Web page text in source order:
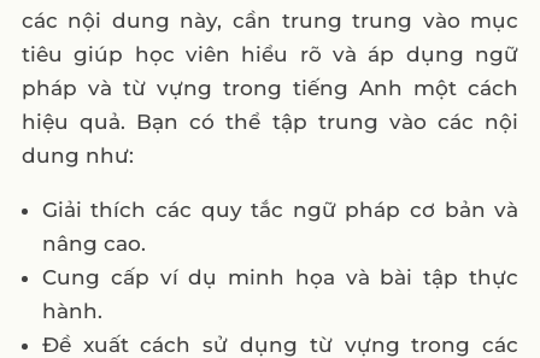
1. Content chăm sóc của trung tâm anh văn
Mẫu 1
2. Content chăm sóc của trung tâm anh
văn Mẫu 2
3. Content chăm sóc của trung tâm anh
4. Content quảng cáo của trung tâm anh
văn Mẫu 1
5. Content quảng cáo của trung tâm anh
văn Mẫu 2
các nội dung này, cần trung trung vào mục
tiêu giúp học viên hiểu rõ và áp dụng ngữ
pháp và từ vựng trong tiếng Anh một cách
hiệu quả. Bạn có thể tập trung vào các nội
dung như:
Giải thích các quy tắc ngữ pháp cơ bản và
nâng cao.
Cung cấp ví dụ minh họa và bài tập thực
hành.
Đề xuất cách sử dụng từ vựng trong các